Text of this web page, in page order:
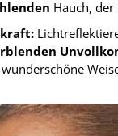
Hauch,
wunderschöne